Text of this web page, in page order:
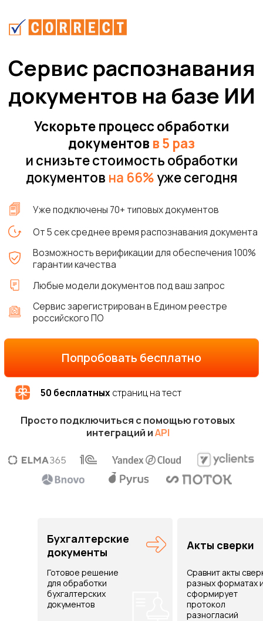
документов на базе ИИ
Ускорьте процесс обработки
документов в 5 раз
документовна 66%уже сегодня
50бесплатных
Попробовать бесплатно
российского ПО
От 5 сек среднее время распознавания документа
Возможность верификации для обеспечения 100%
гарантии качества
Любые модели документов под ваш запрос
Уже подключены 70+ типовых документов
интеграций иAPI
Бухгалтерские
документы
Готовое решение
для обработки
бухгалтерских
документов
Акты сверки
Сравнит акты
разных форматах
сформирует
протокол
разногласий